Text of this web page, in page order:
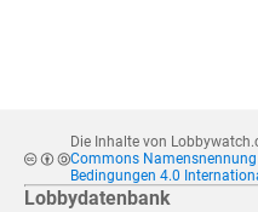
Die Inhalte von
Commons
Bedingungen 4.0
Lobbydatenbank